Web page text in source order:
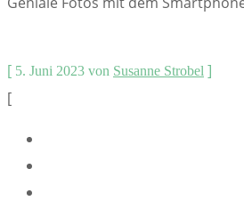
[ 5. Juni 2023 von Susanne Strobel ]
[